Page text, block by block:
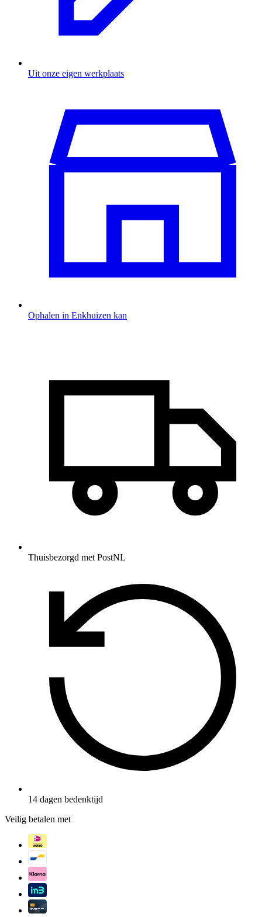
Uit onze eigen werkplaats
Ophalen in Enkhuizen kan
Thuisbezorgd met PostNL
14 dagen bedenktijd
Veilig betalen met